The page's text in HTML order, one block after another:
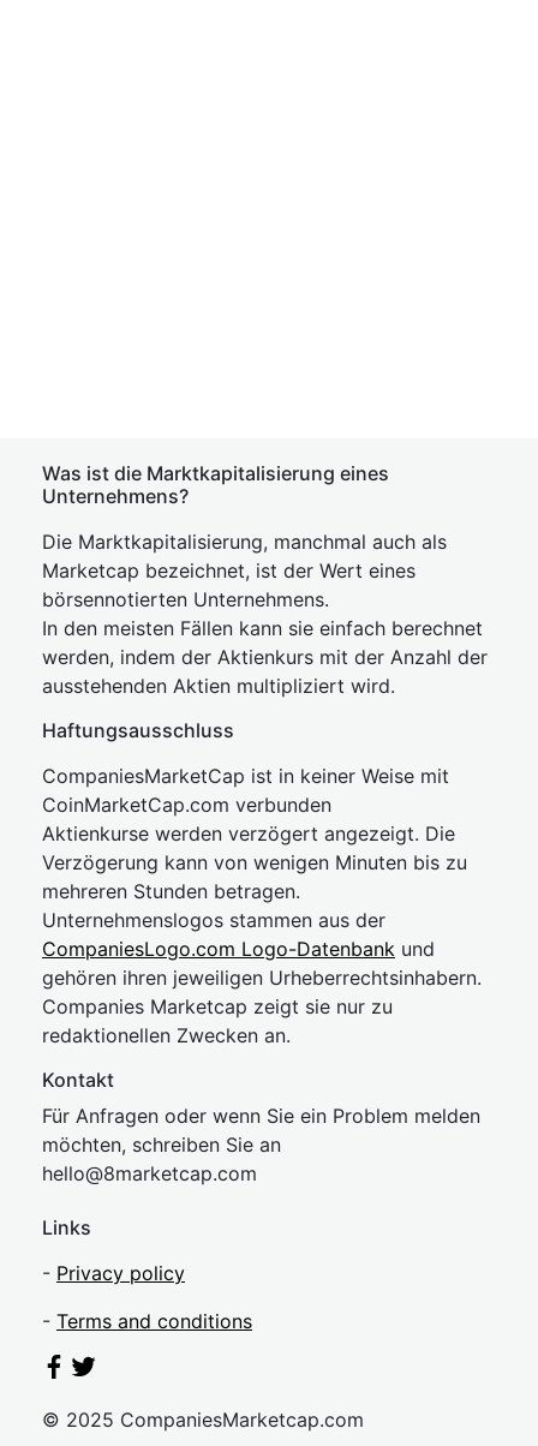
Was ist die Marktkapitalisierung eines
Unternehmens?
Die Marktkapitalisierung, manchmal auch als
Marketcap bezeichnet, ist der Wert eines
börsennotierten Unternehmens.
In den meisten Fällen kann sie einfach berechnet
werden, indem der Aktienkurs mit der Anzahl der
ausstehenden Aktien multipliziert wird.
Haftungsausschluss
CompaniesMarketCap ist in keiner Weise mit
CoinMarketCap.com verbunden
Aktienkurse werden verzögert angezeigt. Die
Verzögerung kann von wenigen Minuten bis zu
mehreren Stunden betragen.
Unternehmenslogos stammen aus der
CompaniesLogo.com Logo-Datenbank und
gehören ihren jeweiligen Urheberrechtsinhabern.
Companies Marketcap zeigt sie nur zu
redaktionellen Zwecken an.
Kontakt
Für Anfragen oder wenn Sie ein Problem melden
möchten, schreiben Sie an
hello@8marketcap.com
Links
- Privacy policy
- Terms and conditions
© 2025 CompaniesMarketcap.com